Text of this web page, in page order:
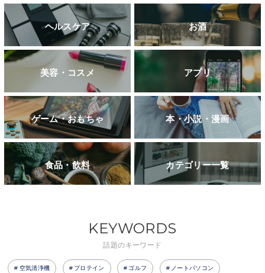
ヘルスケア お酒
美容・コスメ アプリ
ゲーム・おもちゃ 本・小説・漫画
食品・飲料 カテゴリー一覧
KEYWORDS
話題のキーワード
空気清浄機 プロテイン ゴルフ ノートパソコン